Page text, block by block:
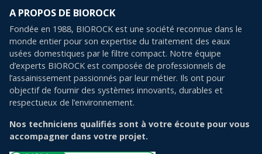
A PROPOS DE BIOROCK
Fondée en 1988, BIOROCK est une société reconnue dans le
monde entier pour son expertise du traitement des eaux
usées domestiques par le filtre compact. Notre équipe
d’experts BIOROCK est composée de professionnels de
l’assainissement passionnés par leur métier. Ils ont pour
objectif de fournir des systèmes innovants, durables et
respectueux de l’environnement.
Nos techniciens qualifiés sont à votre écoute pour vous
accompagner dans votre projet.